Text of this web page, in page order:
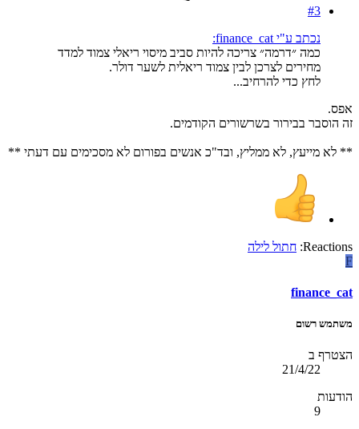
#3
נכתב ע"י finance_cat:
כמה ״דרמה״ צריכה להיות סביב מיסוי ריאלי צמוד למדד
מחירים לצרכן לבין צמוד ריאלית לשער דולר.
לחץ כדי להרחיב...
אפס.
זה הוסבר בבירור בשרשורים הקודמים.
** לא מייעץ, לא ממליץ, ובד"כ אנשים בפורום לא מסכימים עם דעתי **
Reactions: חתול לילה
F
finance_cat
משתמש רשום
הצטרף ב
21/4/22
הודעות
9